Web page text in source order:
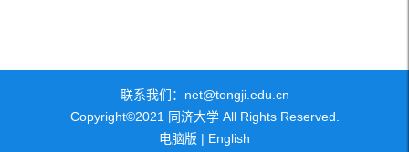
联系我们：net@tongji.edu.cn
Copyright©2021 同济大学 All Rights Reserved.
电脑版 | English